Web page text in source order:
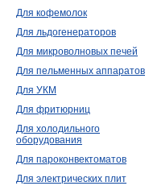
Для кофемолок
Для льдогенераторов
Для микроволновых печей
Для пельменных аппаратов
Для УКМ
Для фритюрниц
Для холодильного
оборудования
Для пароконвектоматов
Для электрических плит